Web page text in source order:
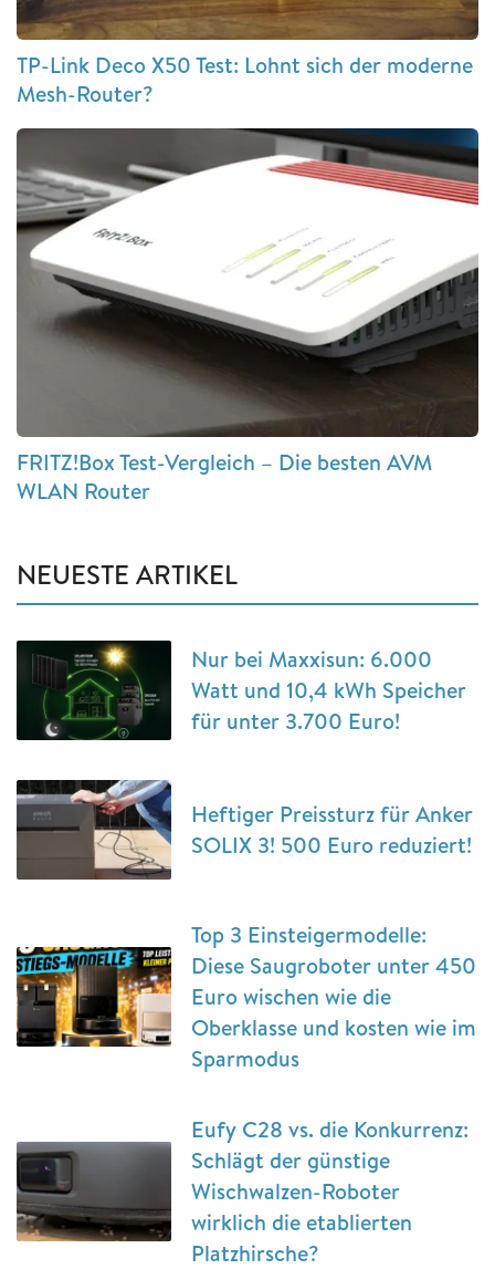
TP-Link Deco X50 Test: Lohnt sich der moderne
Mesh-Router?
FRITZ!Box Test-Vergleich – Die besten AVM
WLAN Router
NEUESTE ARTIKEL
Nur bei Maxxisun: 6.000
Watt und 10,4 kWh Speicher
für unter 3.700 Euro!
Heftiger Preissturz für Anker
SOLIX 3! 500 Euro reduziert!
Top 3 Einsteigermodelle:
Diese Saugroboter unter 450
Euro wischen wie die
Oberklasse und kosten wie im
Sparmodus
Eufy C28 vs. die Konkurrenz:
Schlägt der günstige
Wischwalzen-Roboter
wirklich die etablierten
Platzhirsche?